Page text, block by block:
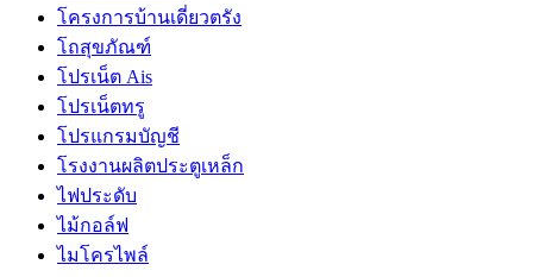
โครงการบ้านเดี่ยวตรัง
โถสุขภัณฑ์
โปรเน็ต Ais
โปรเน็ตทรู
โปรแกรมบัญชี
โรงงานผลิตประตูเหล็ก
ไฟประดับ
ไม้กอล์ฟ
ไมโครไพล์